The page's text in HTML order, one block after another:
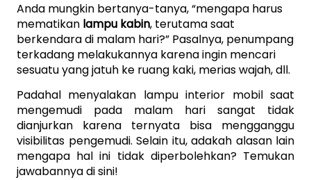
Anda mungkin bertanya-tanya, “mengapa harus
mematikan lampu kabin, terutama saat
berkendara di malam hari?” Pasalnya, penumpang
terkadang melakukannya karena ingin mencari
sesuatu yang jatuh ke ruang kaki, merias wajah, dll.
Padahal menyalakan lampu interior mobil saat
mengemudi pada malam hari sangat tidak
dianjurkan karena ternyata bisa mengganggu
visibilitas pengemudi. Selain itu, adakah alasan lain
mengapa hal ini tidak diperbolehkan? Temukan
jawabannya di sini!